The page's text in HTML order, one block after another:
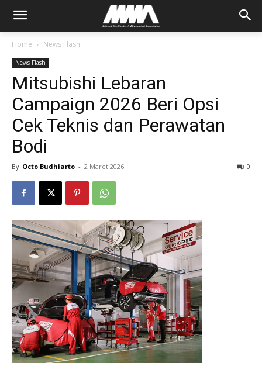
Home News Flash
News Flash
Mitsubishi Lebaran
Campaign 2026 Beri Opsi
Cek Teknis dan Perawatan
Bodi
By Octo Budhiarto - 2 Maret 2026 0